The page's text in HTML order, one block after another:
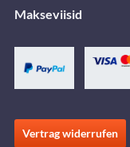
Makseviisid
Vertrag widerrufen